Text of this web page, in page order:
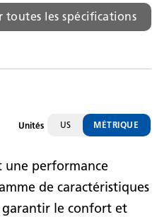
toutes les spécifications
Unités US MÉTRIQUE
une performance
de caractéristiques
garantir le confort et